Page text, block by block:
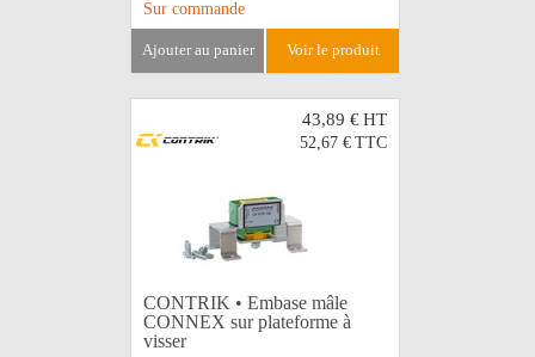
Sur commande
ajouter au panier voir le produit
43,89 €HT
52,67 € TTC
CONTRIK • Embase mâle
CONNEX sur plateforme à
visser